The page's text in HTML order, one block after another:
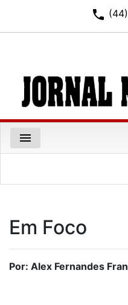
phone
menu
Em Foco
Por: Alex Fernandes